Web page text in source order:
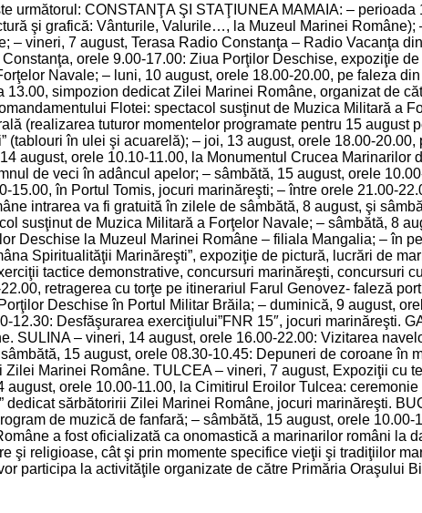
următorul: CONSTANŢA ŞI STAŢIUNEA MAMAIA: –
şi grafică: Vânturile, Valurile…, la Muzeul Marinei
– vineri, 7 august, Terasa Radio Constanţa – Radio Vacanţa
orele 9.00-17.00: Ziua Porţilor Deschise, expoziţie
Navale; – luni, 10 august, orele 18.00-20.00, pe faleza
simpozion dedicat Zilei Marinei Române, organizat de
Flotei: spectacol susţinut de Muzica Militară a
(realizarea tuturor momentelor programate pentru 15 august
(tablouri în ulei şi acuarelă); – joi, 13 august, orele 18.00-
august, orele 10.10-11.00, la Monumentul Crucea
de veci în adâncul apelor; – sâmbătă, 15 august, orele
în Portul Tomis, jocuri marinăreşti; – între orele 21.00-
intrarea va fi gratuită în zilele de sâmbătă, 8 august, şi
susţinut de Muzica Militară a Forţelor Navale; – sâmbătă, 8
Deschise la Muzeul Marinei Române – filiala Mangalia; – în
Spiritualităţii Marinăreşti”, expoziţie de pictură, lucrări de
tactice demonstrative, concursuri marinăreşti, concursuri
retragerea cu torţe pe itinerariul Farul Genovez- faleză
Deschise în Portul Militar Brăila; – duminică, 9 august,
Desfăşurarea exerciţiului”FNR 15″, jocuri marinăreşti.
SULINA – vineri, 14 august, orele 16.00-22.00: Vizitarea
15 august, orele 08.30-10.45: Depuneri de coroane în
Marinei Române. TULCEA – vineri, 7 august, Expoziţii cu
orele 10.00-11.00, la Cimitirul Eroilor Tulcea:
sărbătoririi Zilei Marinei Române, jocuri marinăreşti.
de muzică de fanfară; – sâmbătă, 15 august, orele
a fost oficializată ca onomastică a marinarilor români la
şi religioase, cât şi prin momente specifice vieţii şi tradiţiilor
participa la activităţile organizate de către Primăria Oraşului